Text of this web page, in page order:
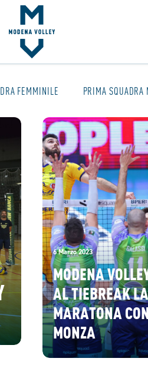
FEMMINILE PRIMA SQUADRA
6 Marzo 2023
MODENA
AL TIEBREAK LA
MARATONA
MONZA